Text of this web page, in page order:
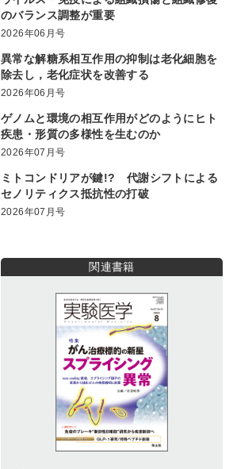
のバランス調整が重要
2026年06月号
異常な解糖系相互作用の抑制は老化細胞を
除去し，老化症状を改善する
2026年06月号
ゲノムと環境の相互作用がどのようにヒト
疾患・形質の多様性を生むのか
2026年07月号
ミトコンドリアが鍵!? 代謝シフトによる
セノリティクス抵抗性の打破
2026年07月号
関連書籍